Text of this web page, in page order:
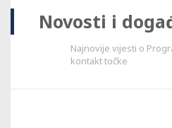
Novosti i
Najnovije vijesti o
kontakt točke